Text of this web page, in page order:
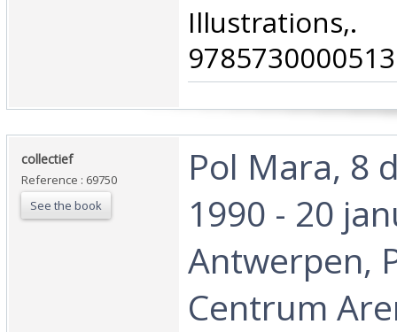
‎collectief‎
Reference : 69750
See the book
‎Pol Mara, 8
1990 - 20
Antwerpen,
Centrum